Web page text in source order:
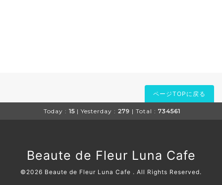
ページTOPに戻る
Today : 15 | Yesterday : 279 | Total : 734561
Beaute de Fleur Luna Cafe
©2026 Beaute de Fleur Luna Cafe . All Rights Reserved.